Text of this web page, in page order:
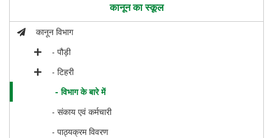
कानून का स्कूल
कानून विभाग
- पौड़ी
- टिहरी
- विभाग के बारे में
- संकाय एवं कर्मचारी
- पाठ्यक्रम विवरण